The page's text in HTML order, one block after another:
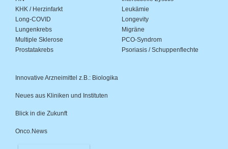
KHK / Herzinfarkt
Leukämie
Long-COVID
Longevity
Lungenkrebs
Migräne
Multiple Sklerose
PCO-Syndrom
Prostatakrebs
Psoriasis / Schuppenflechte
Innovative Arzneimittel z.B.: Biologika
Neues aus Kliniken und Instituten
Blick in die Zukunft
Onco.News